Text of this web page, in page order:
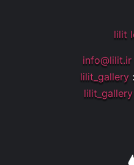
info@lilit.ir
lilit_gallery
lilit_gallery